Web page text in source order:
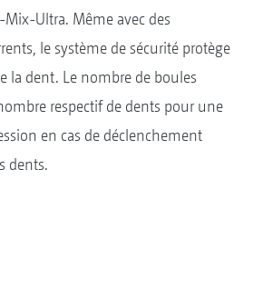
Mix-Ultra. Même avec des
le système de sécurité protège
la dent. Le nombre de boules
respectif de dents pour une
en cas de déclenchement
dents.